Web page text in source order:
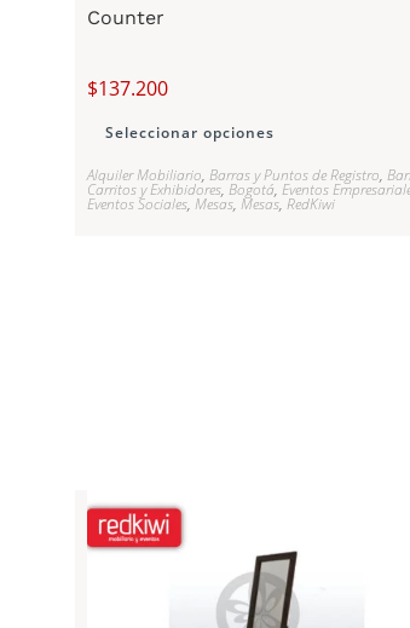
Counter
$137.200
Seleccionar opciones
Alquiler Mobiliario, Barras y Puntos de Registro,
Carritos y Exhibidores, Bogotá, Eventos
Eventos Sociales, Mesas, Mesas, RedKiwi